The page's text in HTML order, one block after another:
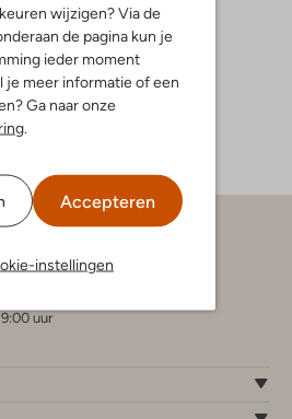
wijzigen? Via de
de pagina kun je
ieder moment
je meer informatie of een
Ga naar onze
.
Accepteren
instellingen
uur